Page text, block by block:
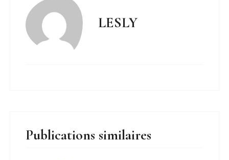
LESLY
Publications similaires